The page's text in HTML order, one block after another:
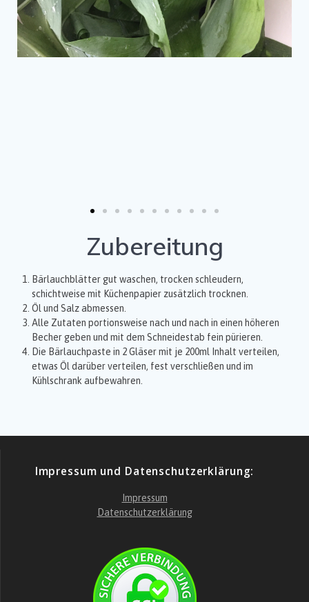
Zubereitung
Bärlauchblätter gut waschen, trocken schleudern,
schichtweise mit Küchenpapier zusätzlich trocknen.
Öl und Salz abmessen.
Alle Zutaten portionsweise nach und nach in einen höheren
Becher geben und mit dem Schneidestab fein pürieren.
Die Bärlauchpaste in 2 Gläser mit je 200ml Inhalt verteilen,
etwas Öl darüber verteilen, fest verschließen und im
Kühlschrank aufbewahren.
Impressum und Datenschutzerklärung:
Impressum
Datenschutzerklärung